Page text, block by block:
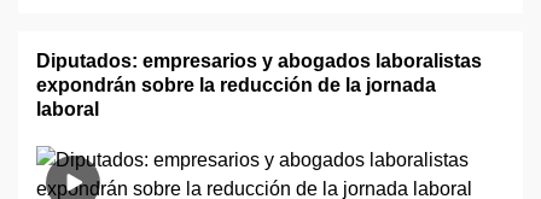
Diputados: empresarios y abogados laboralistas
expondrán sobre la reducción de la jornada
laboral